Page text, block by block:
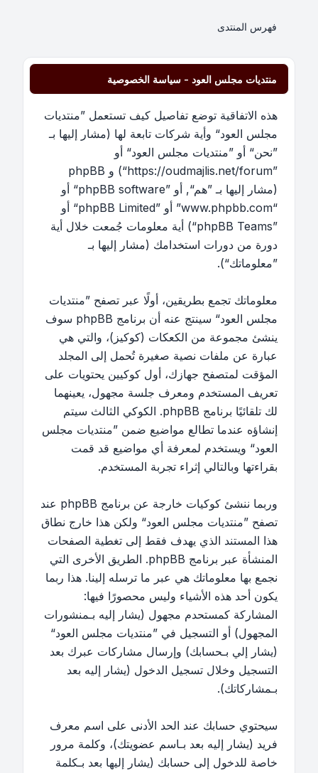
فهرس المنتدى
منتديات مجلس العود - سياسة الخصوصية
هذه الاتفاقية توضع تفاصيل كيف تستعمل ”منتديات
مجلس العود“ وأية شركات تابعة لها (مشار إليها بـ
”نحن“ أو ”منتديات مجلس العود“ أو
”https://oudmajlis.net/forum“) و phpBB
(مشار إليها بـ ”هم“, أو ”phpBB software“ أو
“www.phpbb.com” أو ”phpBB Limited“ أو
”phpBB Teams“) أية معلومات جُمعت خلال أية
دورة من دورات استخدامك (مشار إليها بـ
”معلوماتك“).
معلوماتك تجمع بطريقين، أولًا عبر تصفح ”منتديات
مجلس العود“ سينتج عنه أن برنامج phpBB سوف
ينشئ مجموعة من الكعكات (كوكيز)، والتي هي
عبارة عن ملفات نصية صغيرة تُحمل إلى المجلد
المؤقت لمتصفح جهازك، أول كوكيين يحتويات على
تعريف المستخدم ومعرف جلسة مجهول، يعينهما
لك تلقائيًا برنامج phpBB. الكوكي الثالث سيتم
إنشاؤه عندما تطالع مواضيع ضمن ”منتديات مجلس
العود“ ويستخدم لمعرفة أي مواضيع قد قمت
بقراءتها وبالتالي إثراء تجربة المستخدم.
وربما ننشئ كوكيات خارجة عن برنامج phpBB عند
تصفح ”منتديات مجلس العود“ ولكن هذا خارج نطاق
هذا المستند الذي يهدف فقط إلى تغطية الصفحات
المنشأة عبر برنامج phpBB. الطريق الأخرى التي
نجمع بها معلوماتك هي عبر ما ترسله إلينا. هذا ربما
يكون أحد هذه الأشياء وليس محصورًا فيها:
المشاركة كمستحدم مجهول (يشار إليه بـمنشورات
المجهول) أو التسجيل في ”منتديات مجلس العود“
(يشار إلي بـحسابك) وإرسال مشاركات عبرك بعد
التسجيل وخلال تسجيل الدخول (يشار إليه بعد
بـمشاركاتك).
سيحتوي حسابك عند الحد الأدنى على اسم معرف
فريد (يشار إليه بعد بـاسم عضويتك)، وكلمة مرور
خاصة للدخول إلى حسابك (يشار إليها بعد بـكلمة